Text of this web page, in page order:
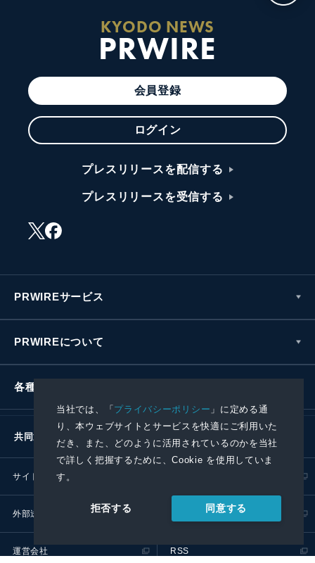
当社では、「プライバシーポリシー 」に定める通
り、本ウェブサイトとサービスを快適にご利用いた
だき、また、どのように活用されているのかを当社
で詳しく把握するために、Cookie を使用していま
す。
拒否する 同意する
KYODO NEWS
PRWIRE
会員登録
ログイン
プレスリリースを配信する
プレスリリースを受信する
PRWIREサービス
PRWIREについて
各種お問い合わせ
共同通信社グループ
サイトポリシー
外部送信ポリシー プレスリリース取扱基準
運営会社 RSS